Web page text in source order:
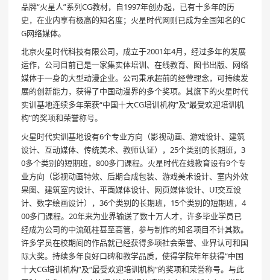
品牌“火星人”系列CG教材，自1997年创办起，已有十多年的历
史，在业内享有极高的知名度；火星时代网则已成为全国知名的C
G网络媒体。
北京火星时代科技有限公司，成立于2001年4月，经过多年的发展
运作，公司目前已是一家集实体培训、在线教育、图书出版、网络
媒体于一身的大型动漫企业。公司秉承超前的经营理念，可持续发
展的创新能力，获得了中国动漫界的多个奖项。其旗下的火星时代
实训基地连续多年荣获“中国十大CG培训机构”及“最受欢迎培训机
构”的奖项和荣誉称号。
火星时代实训基地设有6个专业方向（影视动画、游戏设计、建筑
设计、互动媒体、传统美术、教师认证），25个类别的长期班，3
0多个类别的短期班，800多门课程。火星时代在线教育设有9个专
业方向（影视动画特效、后期合成包装、游戏美术设计、室内外效
果图、建筑室内设计、平面媒体设计、网页媒体设计、UI交互设
计、数字绘画设计），36个类别的长期班，15个类别的短期班，4
00多门课程。20年来为业界输送了数十万人才，许多毕业学员已
经成为公司的中流砥柱甚至高管，参与制作的知名项目不计其数。
许多学员在校期间的作品就已经获得多项社会荣誉、业界认可和国
际大奖。持续多年良好口碑和教学品质，使得学院年年获得“中国
十大CG培训机构”及“最受欢迎培训机构”的奖项和荣誉称号。与此